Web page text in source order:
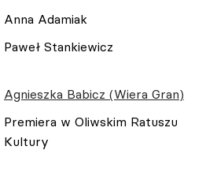
Anna Adamiak
Paweł Stankiewicz
Agnieszka Babicz (Wiera Gran)
Premiera w Oliwskim Ratuszu
Kultury